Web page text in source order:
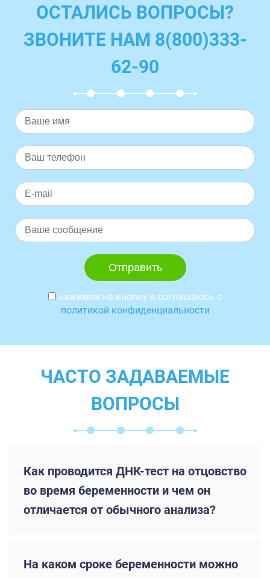
ОСТАЛИСЬ ВОПРОСЫ?
ЗВОНИТЕ НАМ 8(800)333-
62-90
нажимая на кнопку я соглашаюсь с
политикой конфиденциальности
ЧАСТО ЗАДАВАЕМЫЕ
ВОПРОСЫ
Как проводится ДНК-тест на отцовство
во время беременности и чем он
отличается от обычного анализа?
На каком сроке беременности можно